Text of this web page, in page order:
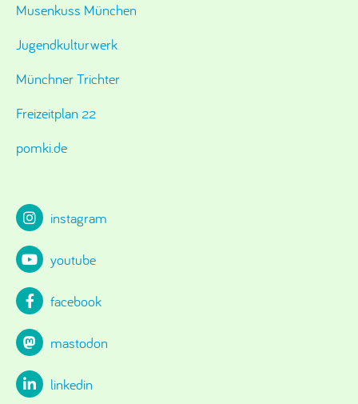
Musenkuss München
Jugendkulturwerk
Münchner Trichter
Freizeitplan 22
pomki.de
instagram
youtube
facebook
mastodon
linkedin